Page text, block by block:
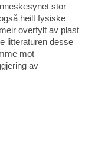
stor
heilt fysiske
overfylt av plast
litteraturen desse
mot
av